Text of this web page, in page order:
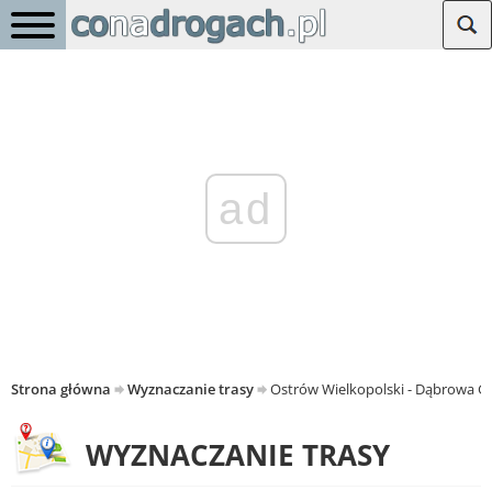
ad
Strona główna Wyznaczanie trasy Ostrów Wielkopolski - Dąbrowa
WYZNACZANIE TRASY